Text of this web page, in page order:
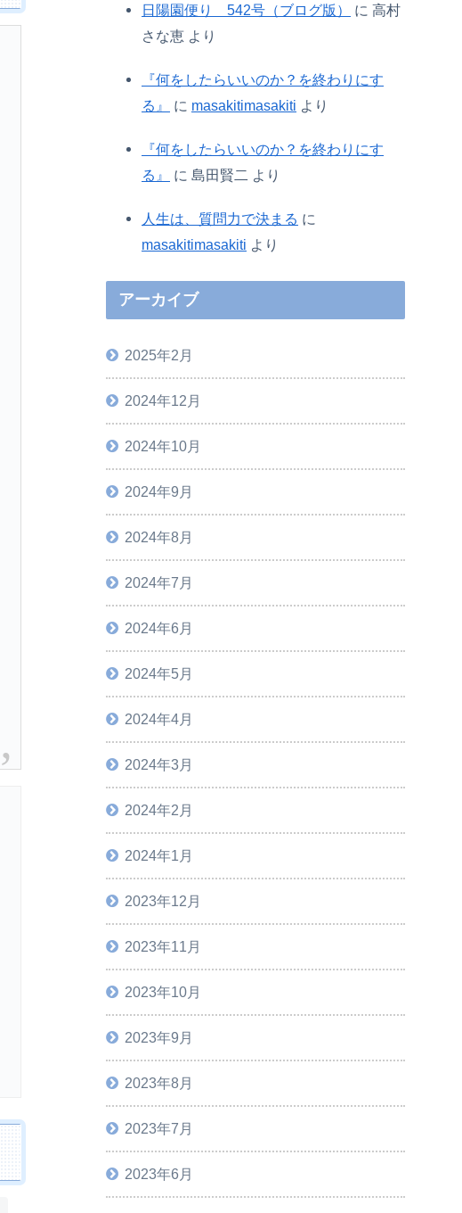
日陽園便り 542号（ブログ版） に 高村
さな恵 より
『何をしたらいいのか？を終わりにす
る』
に masakitimasakiti より
『何をしたらいいのか？を終わりにす
る』
に 島田賢二 より
人生は、質問力で決まる に
masakitimasakiti より
アーカイブ
2025年2月
2024年12月
2024年10月
2024年9月
2024年8月
2024年7月
2024年6月
2024年5月
2024年4月
2024年3月
2024年2月
2024年1月
2023年12月
2023年11月
2023年10月
2023年9月
2023年8月
2023年7月
2023年6月